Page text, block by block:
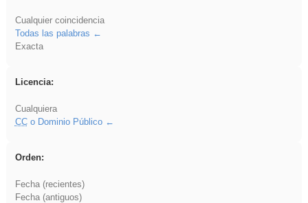
Cualquier coincidencia
Todas las palabras
Exacta
Licencia:
Cualquiera
CCo Dominio Público
Orden:
Fecha (recientes)
Fecha (antiguos)